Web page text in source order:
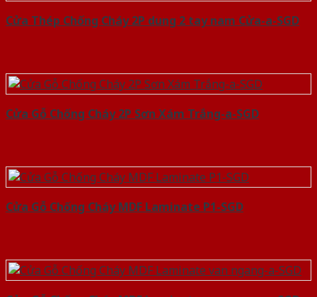
Cửa Thép Chống Cháy 2P dung 2 tay nam Cửa-a-SGD
Cửa Gỗ Chống Cháy 2P Sơn Xám Trắng-a-SGD
Cửa Gỗ Chống Cháy MDF Laminate P1-SGD